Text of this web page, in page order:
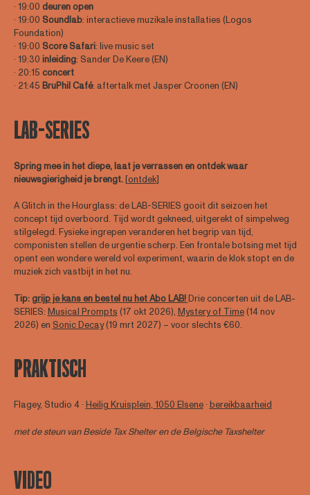
∙ 19:00 deuren open
∙ 19:00 Soundlab: interactieve muzikale installaties (Logos
Foundation)
∙ 19:00 Score Safari: live music set
∙ 19:30 inleiding: Sander De Keere (EN)
∙ 20:15 concert
∙ 21:45 BruPhil Café: aftertalk met Jasper Croonen (EN)
LAB-SERIES
Spring mee in het diepe, laat je verrassen en ontdek waar
nieuwsgierigheid je brengt.[ontdek]
A Glitch in the Hourglass: de LAB-SERIES gooit dit seizoen het
concept tijd overboord. Tijd wordt gekneed, uitgerekt of simpelweg
stilgelegd. Fysieke ingrepen veranderen het begrip van tijd,
componisten stellen de urgentie scherp. Een frontale botsing met tijd
opent een wondere wereld vol experiment, waarin de klok stopt en de
muziek zich vastbijt in het nu.
Tip:grijp je kans en bestel nu het Abo LAB!Drie concerten uit de LAB-
SERIES: Musical Prompts (17 okt 2026), Mystery of Time(14 nov
2026) en Sonic Decay(19 mrt 2027) – voor slechts €60.
PRAKTISCH
Flagey, Studio 4 ∙Heilig Kruisplein, 1050 Elsene∙bereikbaarheid
met de steun vanBeside Tax Shelteren de Belgische Taxshelter
VIDEO